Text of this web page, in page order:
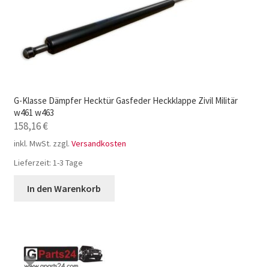
G-Klasse Dämpfer Hecktür Gasfeder Heckklappe Zivil Militär
w461 w463
158,16€
inkl. MwSt. zzgl. Versandkosten
Lieferzeit: 1-3 Tage
In den Warenkorb